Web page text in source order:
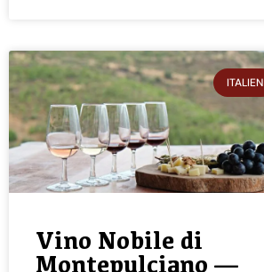
ITALIEN
Vino Nobile di
Montepulciano —